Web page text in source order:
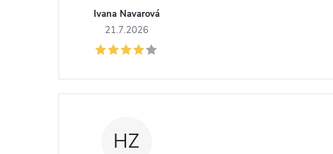
Ivana Navarová
21.7.2026
HZ